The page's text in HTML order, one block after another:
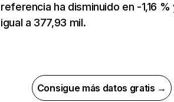
referencia ha disminuido en -1,16 %
igual a 377,93 mil.
Consigue más datos gratis →